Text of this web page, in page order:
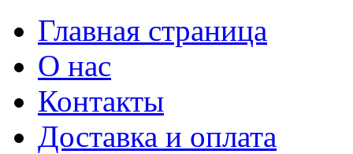
Главная страница
О нас
Контакты
Доставка и оплата